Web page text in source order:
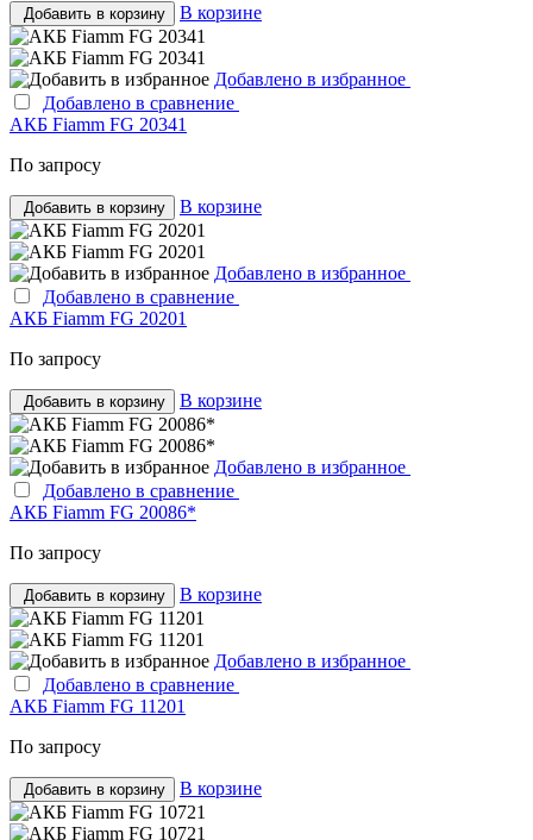
Добавить в корзину В корзине
Добавлено в избранное
Добавлено в сравнение
АКБ Fiamm FG 20341
По запросу
Добавить в корзину В корзине
Добавлено в избранное
Добавлено в сравнение
АКБ Fiamm FG 20201
По запросу
Добавить в корзину В корзине
Добавлено в избранное
Добавлено в сравнение
АКБ Fiamm FG 20086*
По запросу
Добавить в корзину В корзине
Добавлено в избранное
Добавлено в сравнение
АКБ Fiamm FG 11201
По запросу
Добавить в корзину В корзине